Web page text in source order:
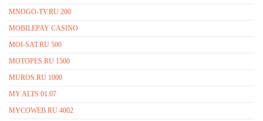
MNOGO-TV.RU 200
MOBILEPAY CASINO
MOI-SAT.RU 500
MOTOPES.RU 1500
MUROS.RU 1000
MY ALTS 01.07
MYCOWEB.RU 4002